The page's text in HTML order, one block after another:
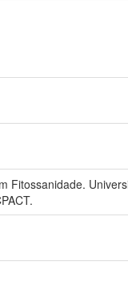
Fitossanidade.